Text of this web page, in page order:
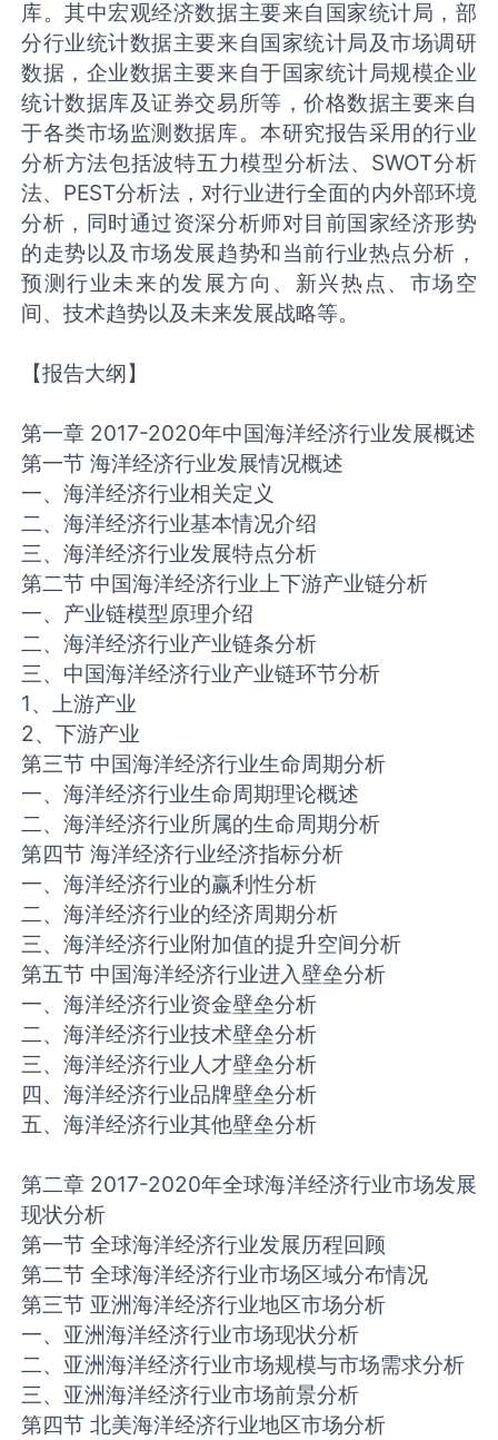
库。其中宏观经济数据主要来自国家统计局，部
分行业统计数据主要来自国家统计局及市场调研
数据，企业数据主要来自于国家统计局规模企业
统计数据库及证券交易所等，价格数据主要来自
于各类市场监测数据库。本研究报告采用的行业
分析方法包括波特五力模型分析法、SWOT分析
法、PEST分析法，对行业进行全面的内外部环境
分析，同时通过资深分析师对目前国家经济形势
的走势以及市场发展趋势和当前行业热点分析，
预测行业未来的发展方向、新兴热点、市场空
间、技术趋势以及未来发展战略等。
【报告大纲】
第一章 2017-2020年中国海洋经济行业发展概述
第一节 海洋经济行业发展情况概述
一、海洋经济行业相关定义
二、海洋经济行业基本情况介绍
三、海洋经济行业发展特点分析
第二节 中国海洋经济行业上下游产业链分析
一、产业链模型原理介绍
二、海洋经济行业产业链条分析
三、中国海洋经济行业产业链环节分析
1、上游产业
2、下游产业
第三节 中国海洋经济行业生命周期分析
一、海洋经济行业生命周期理论概述
二、海洋经济行业所属的生命周期分析
第四节 海洋经济行业经济指标分析
一、海洋经济行业的赢利性分析
二、海洋经济行业的经济周期分析
三、海洋经济行业附加值的提升空间分析
第五节 中国海洋经济行业进入壁垒分析
一、海洋经济行业资金壁垒分析
二、海洋经济行业技术壁垒分析
三、海洋经济行业人才壁垒分析
四、海洋经济行业品牌壁垒分析
五、海洋经济行业其他壁垒分析
第二章 2017-2020年全球海洋经济行业市场发展
现状分析
第一节 全球海洋经济行业发展历程回顾
第二节 全球海洋经济行业市场区域分布情况
第三节 亚洲海洋经济行业地区市场分析
一、亚洲海洋经济行业市场现状分析
二、亚洲海洋经济行业市场规模与市场需求分析
三、亚洲海洋经济行业市场前景分析
第四节 北美海洋经济行业地区市场分析